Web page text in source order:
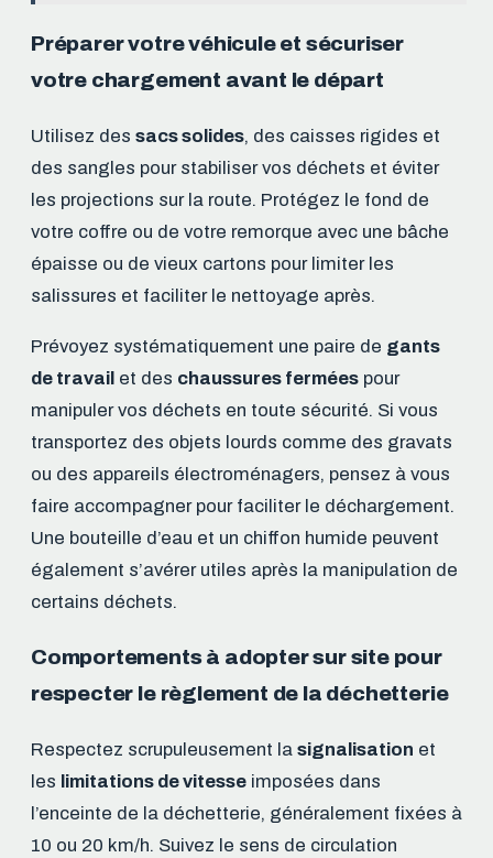
Préparer votre véhicule et sécuriser
votre chargement avant le départ
Utilisez des sacs solides, des caisses rigides et
des sangles pour stabiliser vos déchets et éviter
les projections sur la route. Protégez le fond de
votre coffre ou de votre remorque avec une bâche
épaisse ou de vieux cartons pour limiter les
salissures et faciliter le nettoyage après.
Prévoyez systématiquement une paire de gants
de travail et des chaussures fermées pour
manipuler vos déchets en toute sécurité. Si vous
transportez des objets lourds comme des gravats
ou des appareils électroménagers, pensez à vous
faire accompagner pour faciliter le déchargement.
Une bouteille d’eau et un chiffon humide peuvent
également s’avérer utiles après la manipulation de
certains déchets.
Comportements à adopter sur site pour
respecter le règlement de la déchetterie
Respectez scrupuleusement la signalisation et
les limitations de vitesse imposées dans
l’enceinte de la déchetterie, généralement fixées à
10 ou 20 km/h. Suivez le sens de circulation